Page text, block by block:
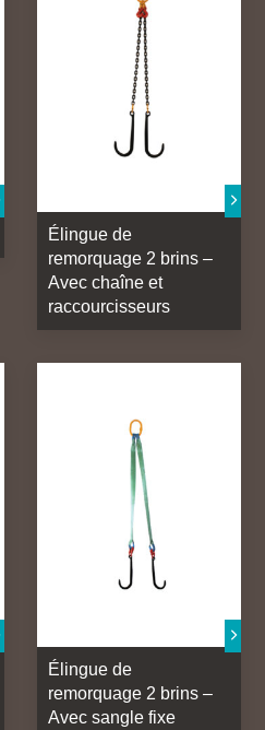
Élingue de
remorquage 2 brins –
Avec chaîne et
raccourcisseurs
Élingue de
remorquage 2 brins –
Avec sangle fixe